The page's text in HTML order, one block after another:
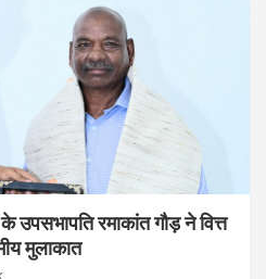
उपसभापति रमाकांत गौड़ ने वित्त
मुलाकात